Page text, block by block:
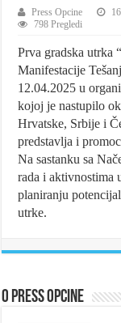
Press Opcine
798 Pregledi
Prva gradska utrka
Manifestacije
12.04.2025 u
kojoj je nastupilo
Hrvatske, Srbije i
predstavlja i
Na sastanku sa
rada i aktivnostima
planiranju
utrke.
O Press Opcine